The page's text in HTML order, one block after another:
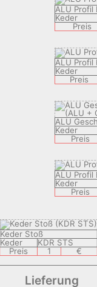
ALU Profil
Keder
Preis
ALU Profil
Keder
Preis
ALU
Keder
Preis
ALU Profil
Keder
Preis
Keder Stoß
Keder
KDR STS
Preis
1 €
Lieferung